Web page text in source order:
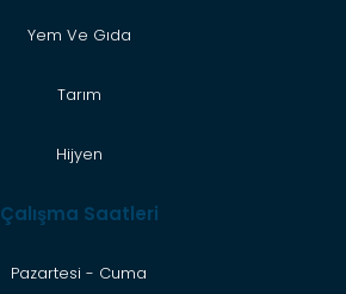
Yem Ve Gıda
Tarım
Hijyen
Çalışma Saatleri
Pazartesi - Cuma